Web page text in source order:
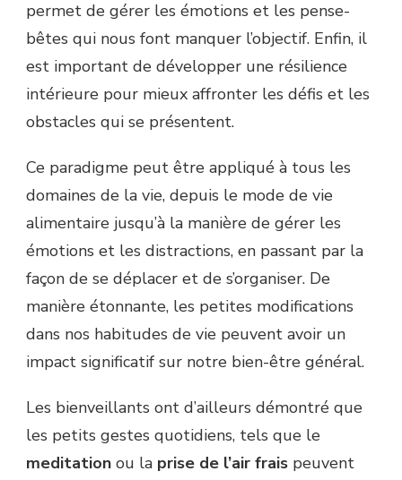
permet de gérer les émotions et les pense-
bêtes qui nous font manquer l’objectif. Enfin, il
est important de développer une résilience
intérieure pour mieux affronter les défis et les
obstacles qui se présentent.
Ce paradigme peut être appliqué à tous les
domaines de la vie, depuis le mode de vie
alimentaire jusqu’à la manière de gérer les
émotions et les distractions, en passant par la
façon de se déplacer et de s’organiser. De
manière étonnante, les petites modifications
dans nos habitudes de vie peuvent avoir un
impact significatif sur notre bien-être général.
Les bienveillants ont d’ailleurs démontré que
les petits gestes quotidiens, tels que le
meditation ou la prise de l’air frais peuvent